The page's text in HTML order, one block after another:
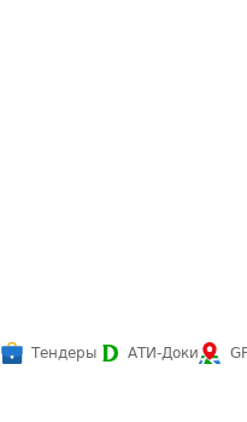
Тендеры АТИ-Доки